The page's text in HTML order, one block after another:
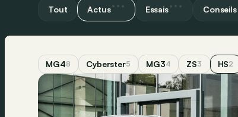
Tout Actus Essais Conseils
MG48 Cyberster5 MG34 ZS3 HS2